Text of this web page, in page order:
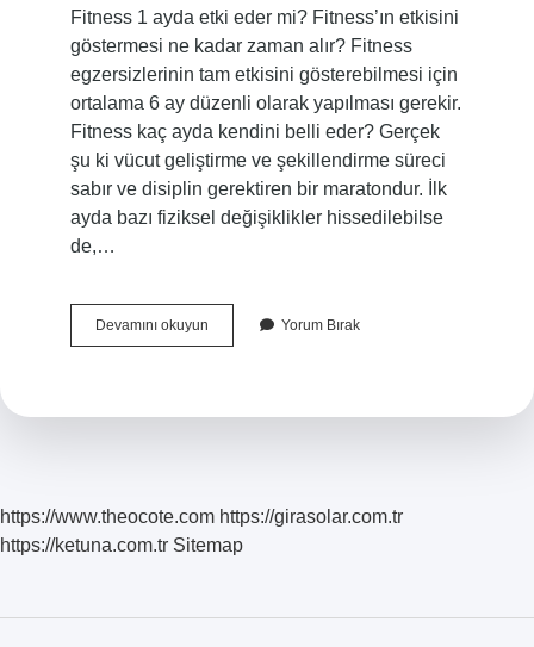
Fitness 1 ayda etki eder mi? Fitness’ın etkisini
göstermesi ne kadar zaman alır? Fitness
egzersizlerinin tam etkisini gösterebilmesi için
ortalama 6 ay düzenli olarak yapılması gerekir.
Fitness kaç ayda kendini belli eder? Gerçek
şu ki vücut geliştirme ve şekillendirme süreci
sabır ve disiplin gerektiren bir maratondur. İlk
ayda bazı fiziksel değişiklikler hissedilebilse
de,…
Devamını okuyunFitness
Ne
Yorum Bırak
https://www.theocote.com https://girasolar.com.tr
https://ketuna.com.tr Sitemap